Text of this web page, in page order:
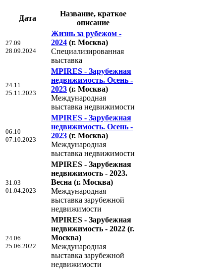
Дата
Название, краткое
описание
27.09
28.09.2024
Жизнь за рубежом -
2024 (г. Москва)
Специализированная
выставка
24.11
25.11.2023
MPIRES - Зарубежная
недвижимость. Осень -
2023 (г. Москва)
Международная
выставка недвижимости
06.10
07.10.2023
MPIRES - Зарубежная
недвижимость. Осень -
2023 (г. Москва)
Международная
выставка недвижимости
31.03
01.04.2023
MPIRES - Зарубежная
недвижимость - 2023.
Весна (г. Москва)
Международная
выставка зарубежной
недвижимости
24.06
25.06.2022
MPIRES - Зарубежная
недвижимость - 2022 (г.
Москва)
Международная
выставка зарубежной
недвижимости